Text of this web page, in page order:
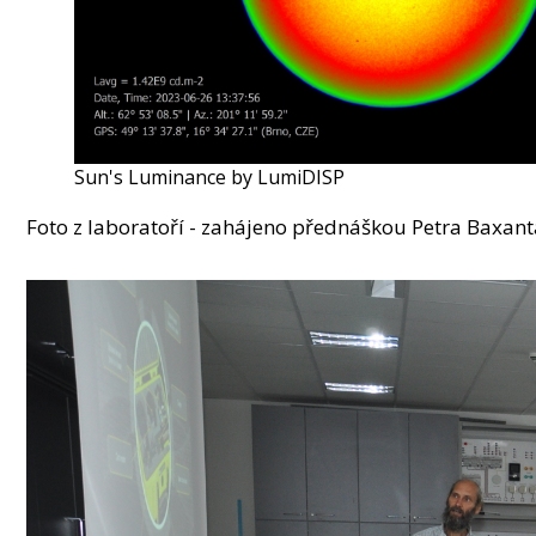
Sun's Luminance by LumiDISP
Foto z laboratoří - zahájeno přednáškou Petra